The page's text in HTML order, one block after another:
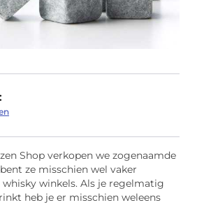
Shop verkopen we zogenaamde
ze misschien wel vaker
winkels. Als je regelmatig
heb je er misschien weleens